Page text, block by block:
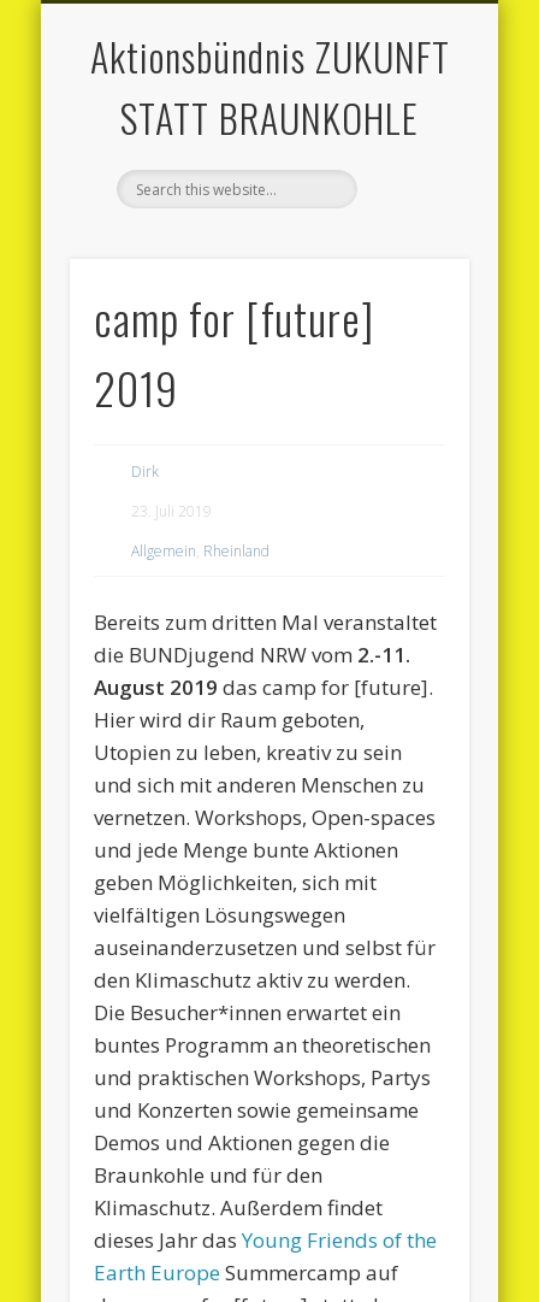
Aktionsbündnis ZUKUNFT
STATT BRAUNKOHLE
camp for [future]
2019
Dirk
23. Juli 2019
Allgemein, Rheinland
Bereits zum dritten Mal veranstaltet
die BUNDjugend NRW vom 2.-11.
August 2019 das camp for [future].
Hier wird dir Raum geboten,
Utopien zu leben, kreativ zu sein
und sich mit anderen Menschen zu
vernetzen. Workshops, Open-spaces
und jede Menge bunte Aktionen
geben Möglichkeiten, sich mit
vielfältigen Lösungswegen
auseinanderzusetzen und selbst für
den Klimaschutz aktiv zu werden.
Die Besucher*innen erwartet ein
buntes Programm an theoretischen
und praktischen Workshops, Partys
und Konzerten sowie gemeinsame
Demos und Aktionen gegen die
Braunkohle und für den
Klimaschutz. Außerdem findet
dieses Jahr dasYoung Friends of the
Earth EuropeSummercamp auf